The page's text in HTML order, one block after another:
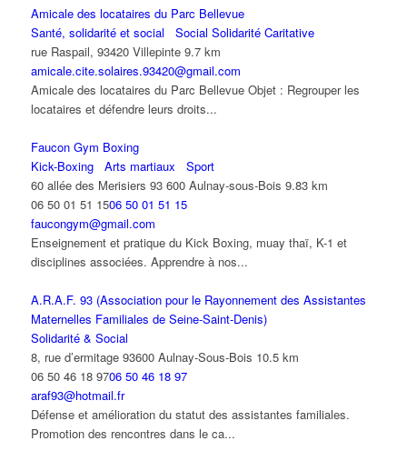
Amicale des locataires du Parc Bellevue
Santé, solidarité et social
Social Solidarité Caritative
rue Raspail, 93420 Villepinte 9.7 km
amicale.cite.solaires.93420@gmail.com
Amicale des locataires du Parc Bellevue Objet : Regrouper les
locataires et défendre leurs droits...
Faucon Gym Boxing
Kick-Boxing
Arts martiaux
Sport
60 allée des Merisiers 93 600 Aulnay-sous-Bois 9.83 km
06 50 01 51 1506 50 01 51 15
faucongym@gmail.com
Enseignement et pratique du Kick Boxing, muay thaï, K-1 et
disciplines associées. Apprendre à nos...
A.R.A.F. 93 (Association pour le Rayonnement des Assistantes
Maternelles Familiales de Seine-Saint-Denis)
Solidarité & Social
8, rue d’ermitage 93600 Aulnay-Sous-Bois 10.5 km
06 50 46 18 9706 50 46 18 97
araf93@hotmail.fr
Défense et amélioration du statut des assistantes familiales.
Promotion des rencontres dans le ca...